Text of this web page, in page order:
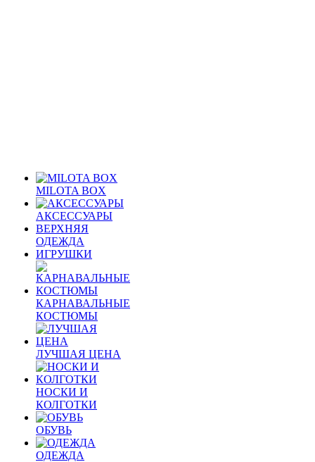
MILOTA BOX
АКСЕССУАРЫ
ВЕРХНЯЯ
ОДЕЖДА
ИГРУШКИ
КАРНАВАЛЬНЫЕ
КОСТЮМЫ
ЛУЧШАЯ ЦЕНА
НОСКИ И
КОЛГОТКИ
ОБУВЬ
ОДЕЖДА